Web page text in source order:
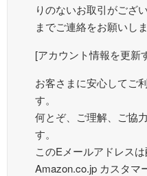
りのないお取引がござ
までご連絡をお願いしま
[アカウント情報を更新
お客さまに安心してご
す。
何とぞ、ご理解、ご協
す。
このEメールアドレスは
Amazon.co.jp カスタマ